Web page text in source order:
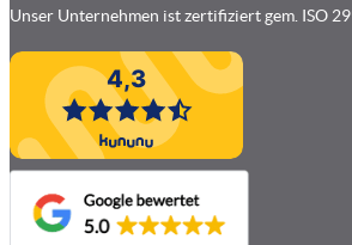
Unser Unternehmen ist zertifiziert gem. ISO